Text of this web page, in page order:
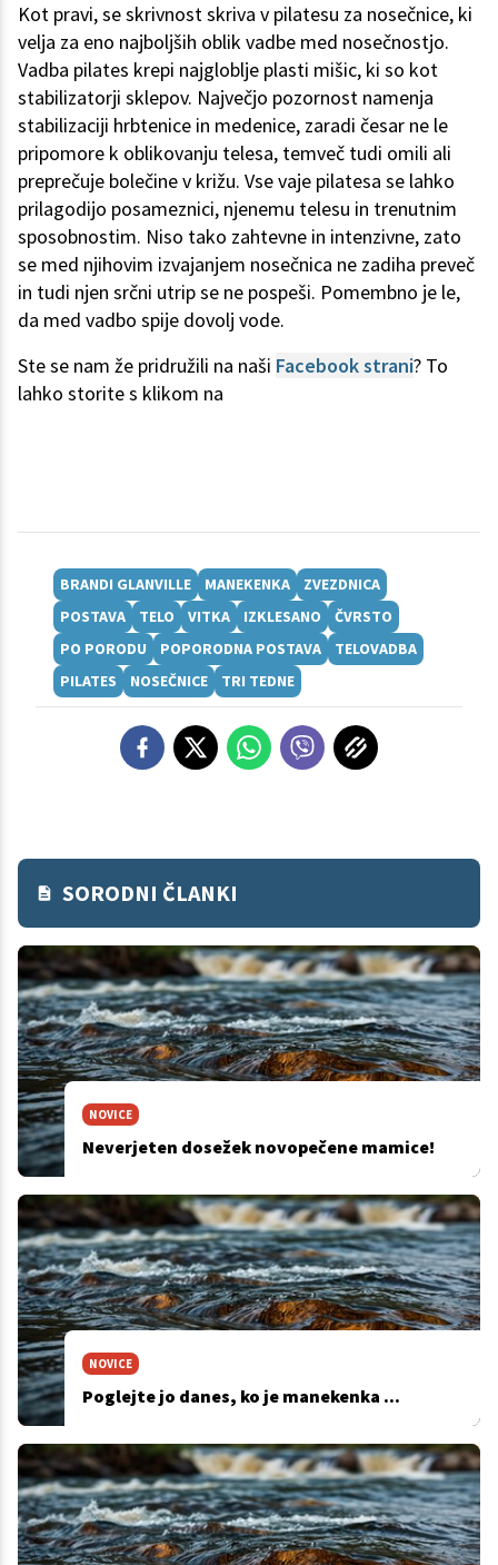
Kot pravi, se skrivnost skriva v pilatesu za nosečnice, ki
velja za eno najboljših oblik vadbe med nosečnostjo.
Vadba pilates krepi najgloblje plasti mišic, ki so kot
stabilizatorji sklepov. Največjo pozornost namenja
stabilizaciji hrbtenice in medenice, zaradi česar ne le
pripomore k oblikovanju telesa, temveč tudi omili ali
preprečuje bolečine v križu. Vse vaje pilatesa se lahko
prilagodijo posameznici, njenemu telesu in trenutnim
sposobnostim. Niso tako zahtevne in intenzivne, zato
se med njihovim izvajanjem nosečnica ne zadiha preveč
in tudi njen srčni utrip se ne pospeši. Pomembno je le,
da med vadbo spije dovolj vode.
Ste se nam že pridružili na naši Facebook strani? To
lahko storite s klikom na
BRANDI GLANVILLE MANEKENKA
ZVEZDNICA
POSTAVA
TELO VITKA IZKLESANO
ČVRSTO
PO PORODU
POPORODNA POSTAVA
TELOVADBA
PILATES
NOSEČNICE TRI TEDNE
SORODNI ČLANKI
NOVICE
Neverjeten dosežek novopečene mamice!
NOVICE
Poglejte jo danes, ko je manekenka ...